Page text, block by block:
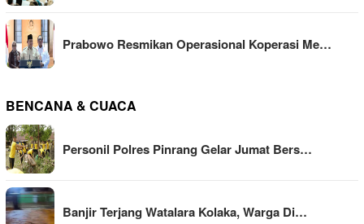
Prabowo Resmikan Operasional Koperasi Me…
BENCANA & CUACA
Personil Polres Pinrang Gelar Jumat Bers…
Banjir Terjang Watalara Kolaka, Warga Di…